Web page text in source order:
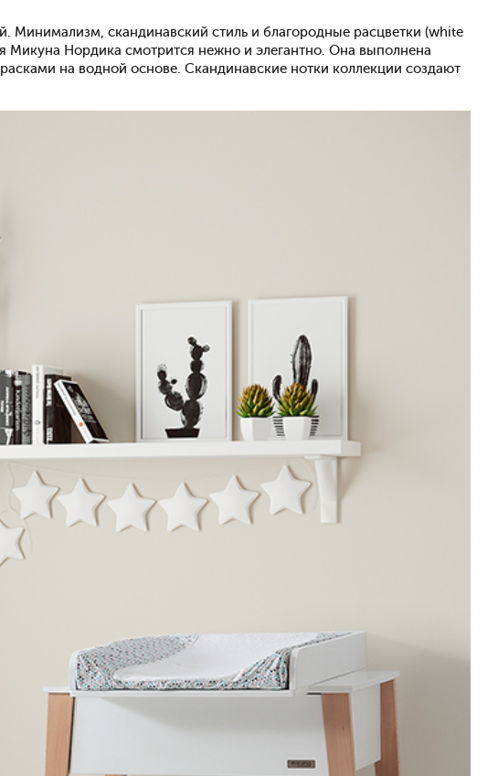
Минимализм, скандинавский стиль и благородные расцветки (white
Нордика смотрится нежно и элегантно. Она выполнена
на водной основе. Скандинавские нотки коллекции создают